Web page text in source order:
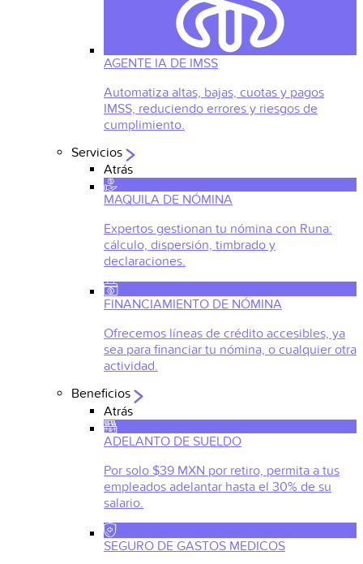
AGENTE IA DE IMSS
Automatiza altas, bajas, cuotas y pagos
IMSS, reduciendo errores y riesgos de
cumplimiento.
Servicios
Atrás
MAQUILA DE NÓMINA
Expertos gestionan tu nómina con Runa:
cálculo, dispersión, timbrado y
declaraciones.
FINANCIAMIENTO DE NÓMINA
Ofrecemos líneas de crédito accesibles, ya
sea para financiar tu nómina, o cualquier otra
actividad.
Beneficios
Atrás
ADELANTO DE SUELDO
Por solo $39 MXN por retiro, permita a tus
empleados adelantar hasta el 30% de su
salario.
SEGURO DE GASTOS MEDICOS